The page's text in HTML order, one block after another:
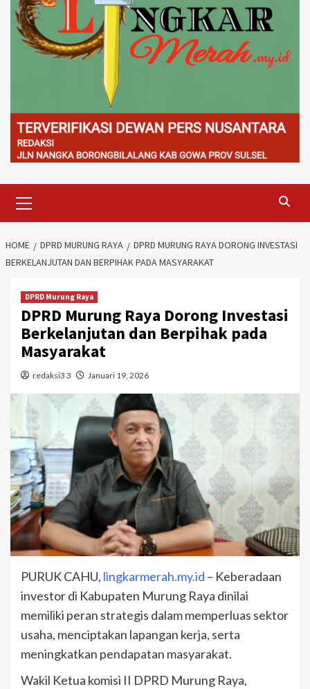
Menu
HOME DPRD MURUNG RAYA
DPRD MURUNG RAYA DORONG INVESTASI
BERKELANJUTAN DAN BERPIHAK PADA MASYARAKAT
DPRD Murung Raya
DPRD Murung Raya Dorong Investasi
Berkelanjutan dan Berpihak pada
Masyarakat
redaksi3 3 Januari 19, 2026
PURUK CAHU, lingkarmerah.my.id – Keberadaan
investor di Kabupaten Murung Raya dinilai
memiliki peran strategis dalam memperluas sektor
usaha, menciptakan lapangan kerja, serta
meningkatkan pendapatan masyarakat.
Wakil Ketua komisi II DPRD Murung Raya,